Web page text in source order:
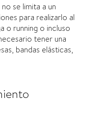
se limita a un
para realizarlo al
o running o incluso
tener una
bandas elásticas,